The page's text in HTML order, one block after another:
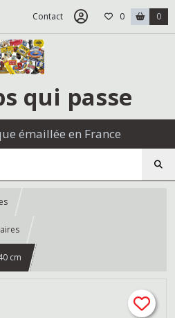
Contact 0 0
qui passe
émaillée en France
cm